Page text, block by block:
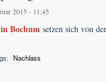
2015 - 11:45
Bochum setzen sich von
Nachlass